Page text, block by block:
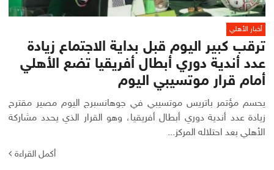
أخبار الأهلي
ترقب كبير اليوم قبل بداية الاجتماع زيادة
عدد أندية دوري أبطال أفريقيا تضع الأهلي
أمام قرار موتسيبي اليوم
يحسم مؤتمر باتريس موتسيبي في جوهانسبرج اليوم مصير مقترح
زيادة عدد أندية دوري أبطال أفريقيا، وهو القرار الذي يحدد مشاركة
الأهلي بعد احتلاله المركز...
أكمل القراءة